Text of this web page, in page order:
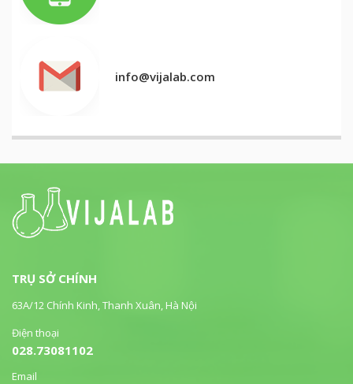
info@vijalab.com
TRỤ SỞ CHÍNH
63A/12 Chính Kinh, Thanh Xuân, Hà Nội
Điện thoại
028.73081102
Email